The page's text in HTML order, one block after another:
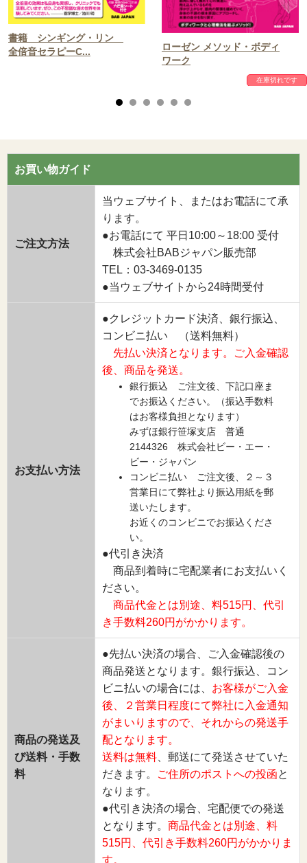
書籍 シンギング・リン
全倍音セラピーC...
ローゼン メソッド・ボディ
ワーク
在庫切れです
お買い物ガイド
ご注文方法
当ウェブサイト、またはお電話にて承
ります。
●お電話にて 平日10:00～18:00 受付
株式会社BABジャパン販売部
TEL：03-3469-0135
●当ウェブサイトから24時間受付
お支払い方法
●クレジットカード決済、銀行振込、
コンビニ払い （送料無料）
先払い決済となります。ご入金確認
後、商品を発送。
銀行振込 ご注文後、下記口座ま
でお振込ください。（振込手数料
はお客様負担となります）
みずほ銀行笹塚支店 普通
2144326 株式会社ビー・エー・
ビー・ジャパン
コンビニ払い ご注文後、２～３
営業日にて弊社より振込用紙を郵
送いたします。
お近くのコンビニでお振込くださ
い。
●代引き決済
商品到着時に宅配業者にお支払いく
ださい。
商品代金とは別途、料515円、代引
き手数料260円がかかります。
商品の発送及
び送料・手数
料
●先払い決済の場合、ご入金確認後の
商品発送となります。銀行振込、コン
ビニ払いの場合には、 お客様がご入金
後、２営業日程度にて弊社に入金通知
がまいりますので、それからの発送手
配となります。
送料は無料 、郵送にて発送させていた
だきます。
ご住所のポストへの投函と
なります。
●代引き決済の場合、宅配便での発送
となります。 商品代金とは別途、料
515円、代引き手数料260円がかかりま
す。